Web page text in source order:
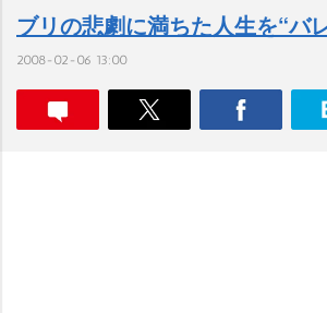
ブリの悲劇に満ちた人生を“バ
2008-02-06 13:00